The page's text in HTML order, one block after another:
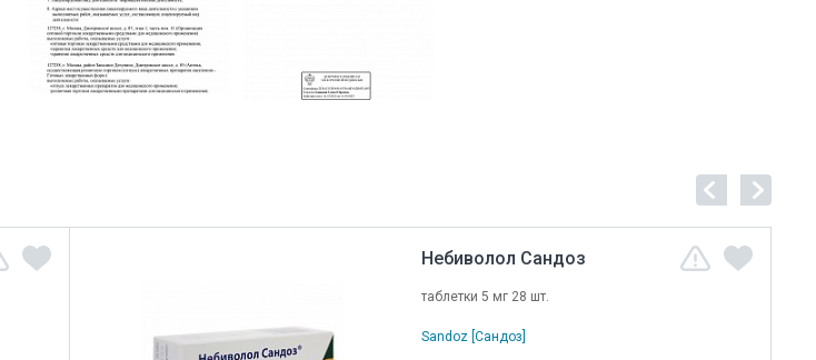
Небиволол Сандоз
таблетки 5 мг 28 шт.
Sandoz [Сандоз]